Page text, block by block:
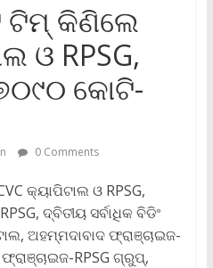
ଟିମ୍‌ କିଣିଲେ
ଓ RPSG,
କୋଟି-
0 Comments
କ୍ୟାପିଟାଲ ଓ RPSG,
ଦ୍ବିତୀୟ ସର୍ବାଧିକ ବିଡିଂ
ଅହମ୍ମଦାବାଦ ଫ୍ରାଞ୍ଚାଇଜ-
RPSG ଗ୍ରୁପ୍‌,